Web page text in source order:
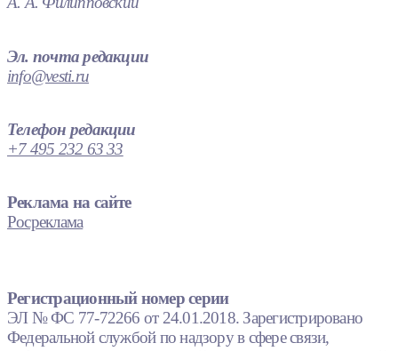
Эл. почта редакции
info@vesti.ru
Телефон редакции
+7 495 232 63 33
Реклама на сайте
Росреклама
Регистрационный номер серии
ЭЛ № ФС 77-72266 от 24.01.2018. Зарегистрировано
Федеральной службой по надзору в сфере связи,